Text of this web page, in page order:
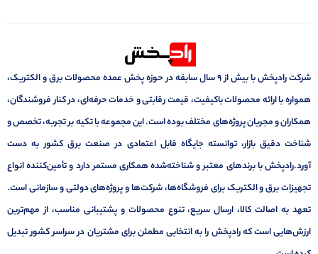
شرکت رادپخش با بیش از ۹ سال سابقه در حوزه پخش عمده محصولات برق و الکتریک،
همواره با ارائه محصولات باکیفیت، قیمت رقابتی و خدمات حرفه‌ای، در کنار فروشندگان،
همکاران و مجریان پروژه‌های مختلف بوده است. این مجموعه با تکیه بر تجربه، تخصص و
شناخت دقیق بازار، توانسته جایگاه قابل اعتمادی در صنعت برق کشور به دست
آورد.رادپخش با برندهای معتبر و شناخته‌شده همکاری مستمر دارد و تأمین‌کننده انواع
تجهیزات برق و الکتریک برای فروشگاه‌ها، شرکت‌ها و پروژه‌های دولتی و سازمانی است.
تعهد به اصالت کالا، ارسال سریع، تنوع محصولات و پشتیبانی مناسب، از مهم‌ترین
ارزش‌هایی است که رادپخش را به انتخابی مطمئن برای مشتریان در سراسر کشور تبدیل